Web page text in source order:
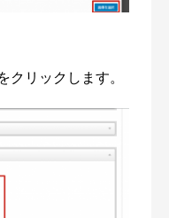
クリックします。